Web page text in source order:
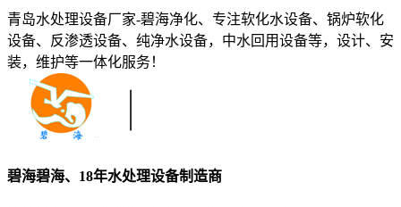
青岛水处理设备厂家-碧海净化、专注软化水设备、锅炉软化
设备、反渗透设备、纯净水设备，中水回用设备等，设计、安
装，维护等一体化服务！
碧海碧海、18年水处理设备制造商